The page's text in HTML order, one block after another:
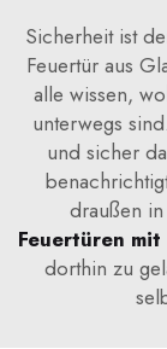
Sicherheit ist
Feuertür aus
alle wissen,
unterwegs
und sicher
draußen
Feuertüren
dorthin zu